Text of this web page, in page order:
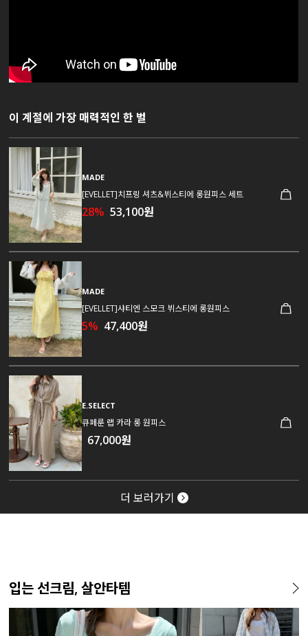
이 계절에 가장 매력적인 한 벌
MADE
[EVELLET]치프링 셔츠&뷔스티에 롱원피스 세트
28% 53,100원
MADE
[EVELLET]샤티엔 스모크 뷔스티에 롱원피스
5% 47,400원
E.SELECT
큐페룬 랩 카라 롱 원피스
67,000원
더 보러가기
입는 선크림, 살안타템